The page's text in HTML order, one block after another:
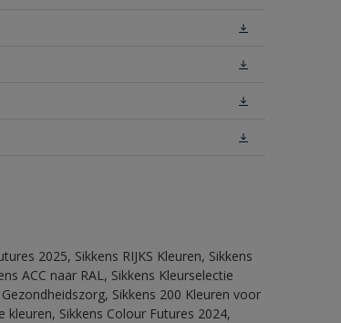
2025, Sikkens RIJKS Kleuren, Sikkens
ACC naar RAL, Sikkens Kleurselectie
Sikkens 200 Kleuren voor
kleuren, Sikkens Colour Futures 2024,